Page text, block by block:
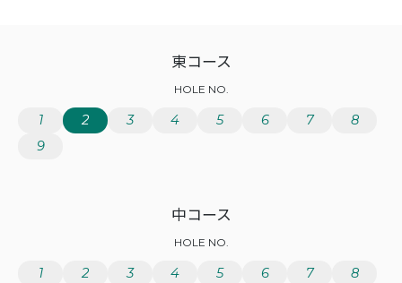
東コース
HOLE NO.
1 2 3 4 5 6 7
8
9
中コース
HOLE NO.
1 2 3 4 5 6 7
8